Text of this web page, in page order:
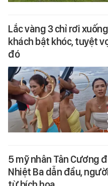
Lắc vàng 3 chỉ rơi
khách bật khóc, tuyệt
đó
5 mỹ nhân Tân Cương
Nhiệt Ba dẫn đầu,